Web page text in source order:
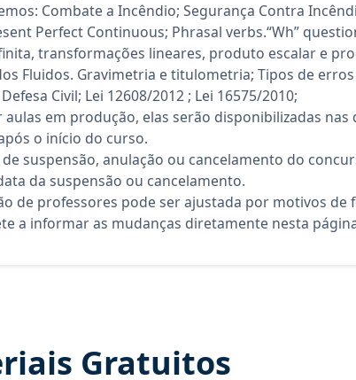
Combate a Incêndio; Segurança Contra
Perfect Continuous; Phrasal verbs.“Wh”
transformações lineares, produto escalar e
Fluidos. Gravimetria e titulometria; Tipos de
Defesa Civil; Lei 12608/2012 ; Lei 16575/2010;
aulas em produção, elas serão disponibilizadas
o início do curso.
suspensão, anulação ou cancelamento do
da suspensão ou cancelamento.
de professores pode ser ajustada por motivos de
a informar as mudanças diretamente nesta
Gratuitos